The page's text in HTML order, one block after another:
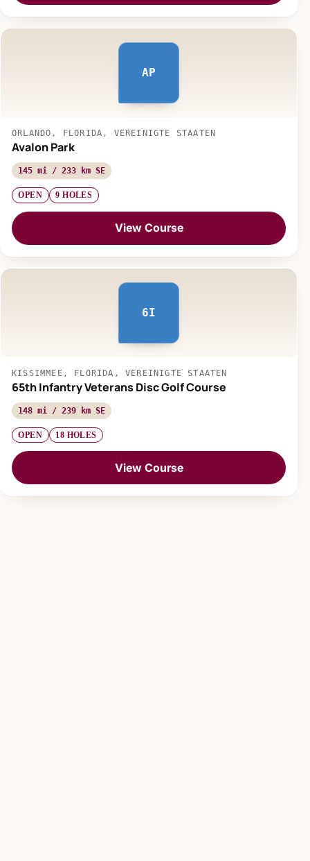
AP
ORLANDO, FLORIDA, VEREINIGTE STAATEN
Avalon Park
145 mi / 233 km SE
OPEN 9 HOLES
View Course
6I
KISSIMMEE, FLORIDA, VEREINIGTE STAATEN
65th Infantry Veterans Disc Golf Course
148 mi / 239 km SE
OPEN 18 HOLES
View Course